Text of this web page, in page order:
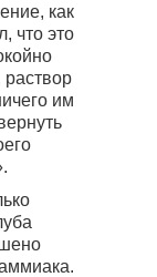
как
что это
им